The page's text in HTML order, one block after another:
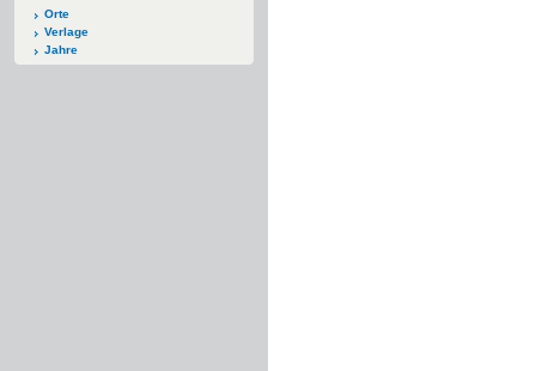
Orte
Verlage
Jahre